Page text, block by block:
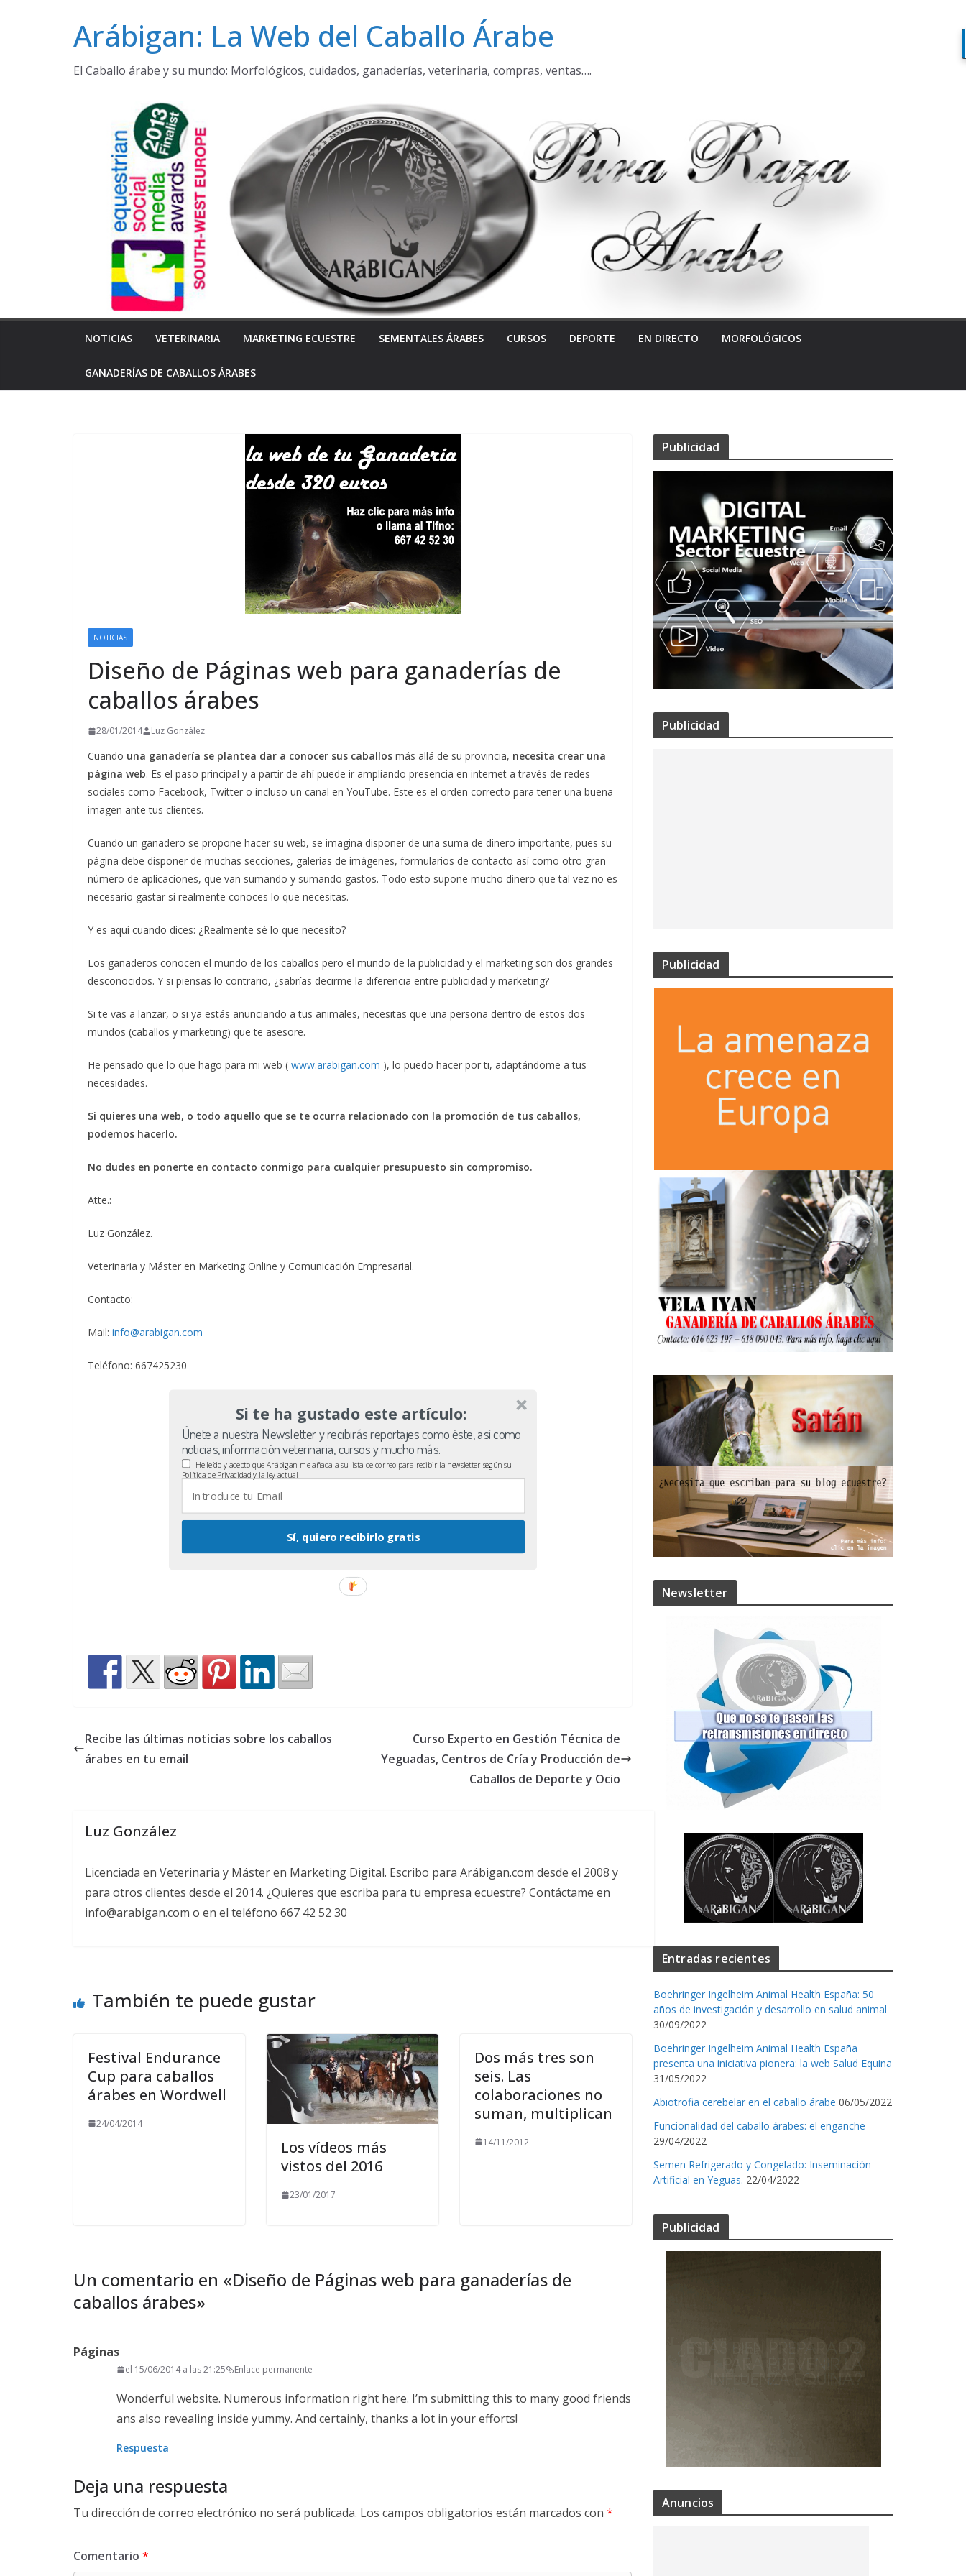
Arábigan: La Web del Caballo Árabe
El Caballo árabe y su mundo: Morfológicos, cuidados, ganaderías, veterinaria, compras, ventas….
NOTICIAS VETERINARIA MARKETING ECUESTRE SEMENTALES ÁRABES CURSOS DEPORTE EN DIRECTO MORFOLÓGICOS
GANADERÍAS DE CABALLOS ÁRABES
NOTICIAS
Diseño de Páginas web para ganaderías de
caballos árabes
28/01/2014 Luz González
Cuando una ganadería se plantea dar a conocer sus caballos más allá de su provincia, necesita crear una
página web. Es el paso principal y a partir de ahí puede ir ampliando presencia en internet a través de redes
sociales como Facebook, Twitter o incluso un canal en YouTube. Este es el orden correcto para tener una buena
imagen ante tus clientes.
Cuando un ganadero se propone hacer su web, se imagina disponer de una suma de dinero importante, pues su
página debe disponer de muchas secciones, galerías de imágenes, formularios de contacto así como otro gran
número de aplicaciones, que van sumando y sumando gastos. Todo esto supone mucho dinero que tal vez no es
necesario gastar si realmente conoces lo que necesitas.
Y es aquí cuando dices: ¿Realmente sé lo que necesito?
Los ganaderos conocen el mundo de los caballos pero el mundo de la publicidad y el marketing son dos grandes
desconocidos. Y si piensas lo contrario, ¿sabrías decirme la diferencia entre publicidad y marketing?
Si te vas a lanzar, o si ya estás anunciando a tus animales, necesitas que una persona dentro de estos dos
mundos (caballos y marketing) que te asesore.
He pensado que lo que hago para mi web ( www.arabigan.com ), lo puedo hacer por ti, adaptándome a tus
necesidades.
Si quieres una web, o todo aquello que se te ocurra relacionado con la promoción de tus caballos,
podemos hacerlo.
No dudes en ponerte en contacto conmigo para cualquier presupuesto sin compromiso.
Atte.:
Luz González.
Veterinaria y Máster en Marketing Online y Comunicación Empresarial.
Contacto:
Mail: info@arabigan.com
Teléfono: 667425230
Si te ha gustado este artículo:
Únete a nuestra Newsletter y recibirás reportajes como éste, así como
noticias, información veterinaria, cursos y mucho más.
Sí, quiero recibirlo gratis
He leído y acepto que Arábigan me añada a su lista de correo para recibir la newsletter según su
Política de Privacidad y la ley actual
Recibe las últimas noticias sobre los caballos
árabes en tu email
Curso Experto en Gestión Técnica de
Yeguadas, Centros de Cría y Producción de
Caballos de Deporte y Ocio
Luz González
Licenciada en Veterinaria y Máster en Marketing Digital. Escribo para Arábigan.com desde el 2008 y
para otros clientes desde el 2014. ¿Quieres que escriba para tu empresa ecuestre? Contáctame en
info@arabigan.com o en el teléfono 667 42 52 30
También te puede gustar
Festival Endurance
Cup para caballos
árabes en Wordwell
24/04/2014
Los vídeos más
vistos del 2016
23/01/2017
Dos más tres son
seis. Las
colaboraciones no
suman, multiplican
14/11/2012
Un comentario en «Diseño de Páginas web para ganaderías de
caballos árabes»
Páginas
el 15/06/2014 a las 21:25 Enlace permanente
Wonderful website. Numerous information right here. I’m submitting this to many good friends
ans also revealing inside yummy. And certainly, thanks a lot in your efforts!
Respuesta
Deja una respuesta
Tu dirección de correo electrónico no será publicada. Los campos obligatorios están marcados con *
Comentario *
Publicidad
Publicidad
Publicidad
Newsletter
Entradas recientes
Boehringer Ingelheim Animal Health España: 50
años de investigación y desarrollo en salud animal
30/09/2022
Boehringer Ingelheim Animal Health España
presenta una iniciativa pionera: la web Salud Equina
31/05/2022
Abiotrofia cerebelar en el caballo árabe 06/05/2022
Funcionalidad del caballo árabes: el enganche
29/04/2022
Semen Refrigerado y Congelado: Inseminación
Artificial en Yeguas. 22/04/2022
Publicidad
Anuncios